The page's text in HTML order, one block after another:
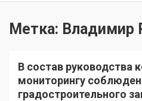
Метка: Владимир
В состав руководства
мониторингу
градостроительного